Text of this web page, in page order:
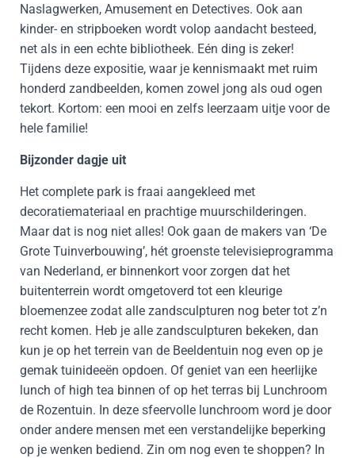
Naslagwerken, Amusement en Detectives. Ook aan
kinder- en stripboeken wordt volop aandacht besteed,
net als in een echte bibliotheek. Eén ding is zeker!
Tijdens deze expositie, waar je kennismaakt met ruim
honderd zandbeelden, komen zowel jong als oud ogen
tekort. Kortom: een mooi en zelfs leerzaam uitje voor de
hele familie!
Bijzonder dagje uit
Het complete park is fraai aangekleed met
decoratiemateriaal en prachtige muurschilderingen.
Maar dat is nog niet alles! Ook gaan de makers van ‘De
Grote Tuinverbouwing’, hét groenste televisieprogramma
van Nederland, er binnenkort voor zorgen dat het
buitenterrein wordt omgetoverd tot een kleurige
bloemenzee zodat alle zandsculpturen nog beter tot z’n
recht komen. Heb je alle zandsculpturen bekeken, dan
kun je op het terrein van de Beeldentuin nog even op je
gemak tuinideeën opdoen. Of geniet van een heerlijke
lunch of high tea binnen of op het terras bij Lunchroom
de Rozentuin. In deze sfeervolle lunchroom word je door
onder andere mensen met een verstandelijke beperking
op je wenken bediend. Zin om nog even te shoppen? In